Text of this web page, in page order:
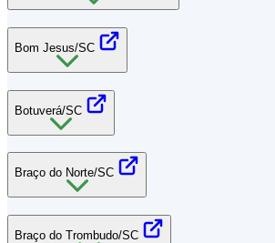
Bom Jesus/SC
Botuverá/SC
Braço do Norte/SC
Braço do Trombudo/SC